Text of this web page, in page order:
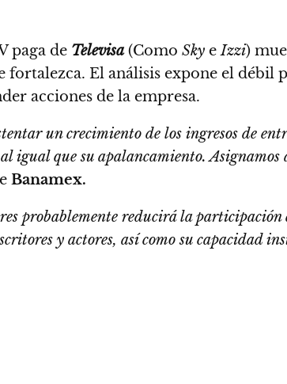
paga de Televisa(Como Sky eIzzi)
fortalezca. El análisis expone el débil
acciones de la empresa.
un crecimiento de los ingresos de
igual que su apalancamiento.
Banamex.
probablemente reducirá la
y actores, así como su capacidad